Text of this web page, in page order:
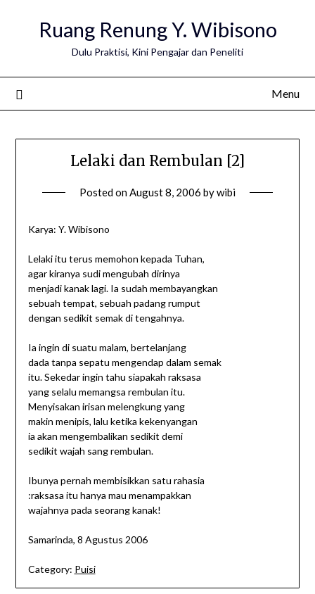
Ruang Renung Y. Wibisono
Dulu Praktisi, Kini Pengajar dan Peneliti
Menu
Lelaki dan Rembulan [2]
Posted onAugust 8, 2006 bywibi
Karya: Y. Wibisono
Lelaki itu terus memohon kepada Tuhan,
agar kiranya sudi mengubah dirinya
menjadi kanak lagi. Ia sudah membayangkan
sebuah tempat, sebuah padang rumput
dengan sedikit semak di tengahnya.
Ia ingin di suatu malam, bertelanjang
dada tanpa sepatu mengendap dalam semak
itu. Sekedar ingin tahu siapakah raksasa
yang selalu memangsa rembulan itu.
Menyisakan irisan melengkung yang
makin menipis, lalu ketika kekenyangan
ia akan mengembalikan sedikit demi
sedikit wajah sang rembulan.
Ibunya pernah membisikkan satu rahasia
:raksasa itu hanya mau menampakkan
wajahnya pada seorang kanak!
Samarinda, 8 Agustus 2006
Category: Puisi